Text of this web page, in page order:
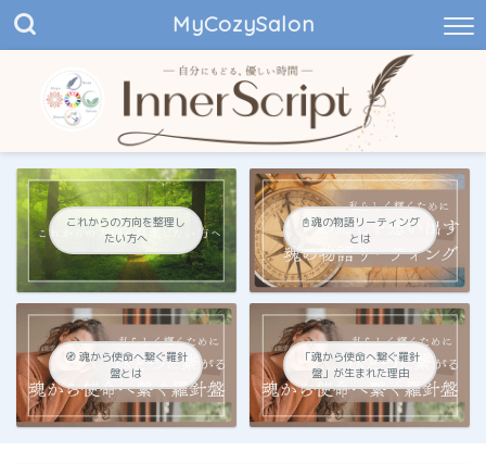
MyCozySalon
これからの方向を整理し
たい方へ
📓魂の物語リーティング
とは
🧭 魂から使命へ繋ぐ羅針
盤とは
「魂から使命へ繋ぐ羅針
盤」が生まれた理由